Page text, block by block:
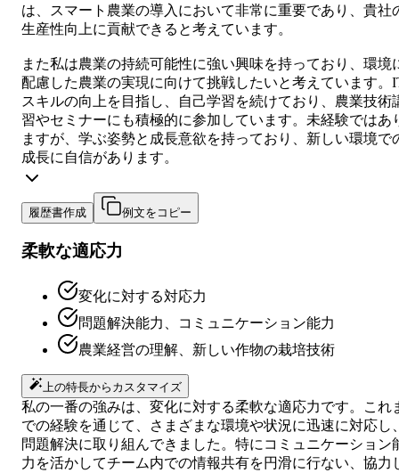
は、スマート農業の導入において非常に重要であり、貴社
生産性向上に貢献できると考えています。
また私は農業の持続可能性に強い興味を持っており、環境
配慮した農業の実現に向けて挑戦したいと考えています。
スキルの向上を目指し、自己学習を続けており、農業技術
習やセミナーにも積極的に参加しています。未経験ではあ
ますが、学ぶ姿勢と成長意欲を持っており、新しい環境で
成長に自信があります。
履歴書作成 例文をコピー
柔軟な適応力
変化に対する対応力
問題解決能力、コミュニケーション能力
農業経営の理解、新しい作物の栽培技術
上の特長からカスタマイズ
私の一番の強みは、変化に対する柔軟な適応力です。これ
での経験を通じて、さまざまな環境や状況に迅速に対応し
問題解決に取り組んできました。特にコミュニケーション
力を活かしてチーム内での情報共有を円滑に行ない、協力